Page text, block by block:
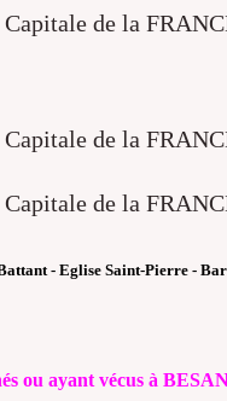
- Eglise Saint-Pierre -
ou ayant vécus à